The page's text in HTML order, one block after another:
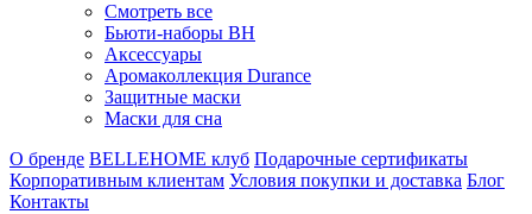
Смотреть все
Бьюти-наборы ВН
Аксессуары
Аромаколлекция Durance
Защитные маски
Маски для сна
О бренде BELLEHOME клуб Подарочные сертификаты
Корпоративным клиентам Условия покупки и доставка Блог
Контакты